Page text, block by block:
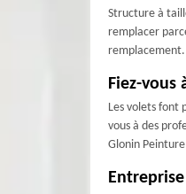
Structure à
remplacer
remplacement.
Fiez-vous
Les volets font
vous à des
Glonin